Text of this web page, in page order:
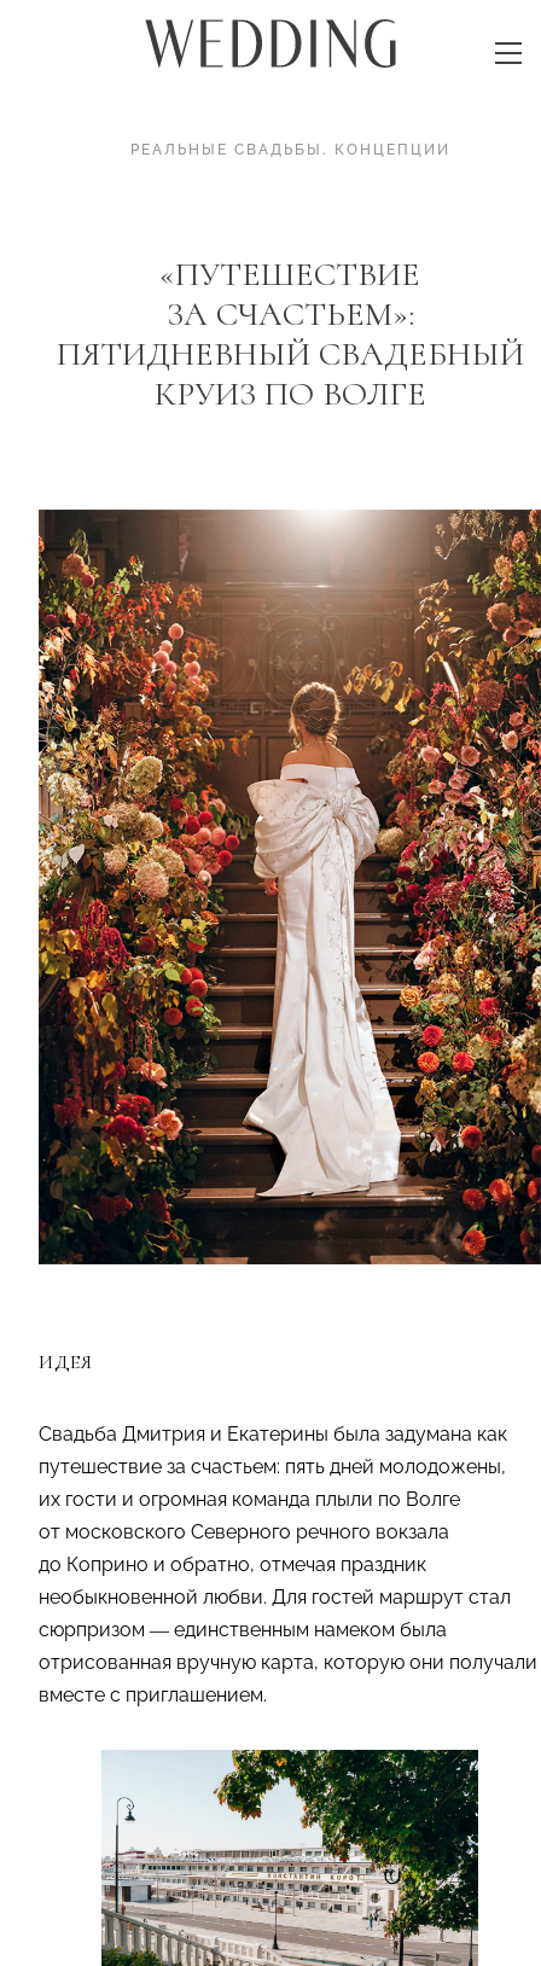
РЕАЛЬНЫЕ СВАДЬБЫ . КОНЦЕПЦИИ
«ПУТЕШЕСТВИЕ
ЗА СЧАСТЬЕМ»:
ПЯТИДНЕВНЫЙ СВАДЕБНЫЙ
КРУИЗ ПО ВОЛГЕ
ИДЕЯ
Свадьба Дмитрия и Екатерины была задумана как
путешествие за счастьем: пять дней молодожены,
их гости и огромная команда плыли по Волге
от московского Северного речного вокзала
до Коприно и обратно, отмечая праздник
необыкновенной любви. Для гостей маршрут стал
сюрпризом — единственным намеком была
отрисованная вручную карта, которую они получали
вместе с приглашением.